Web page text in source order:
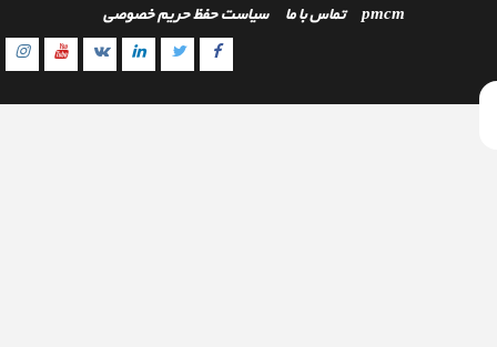
pmcm تماس با ما سیاست حفظ حریم خصوصی
Facebook
Twitter
Linkedin
VK